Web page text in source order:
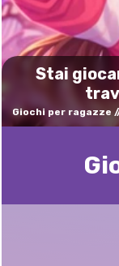
Stai
Giochi per ragazze